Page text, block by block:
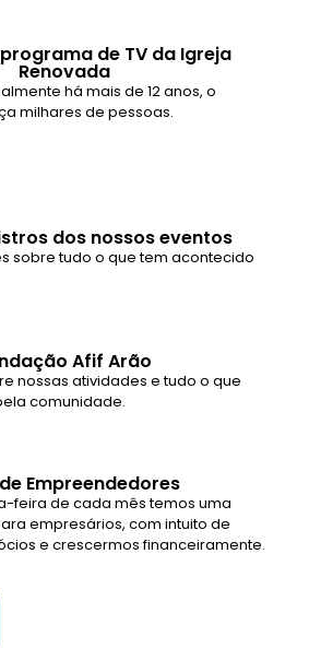
de TV da Igreja
Renovada
há mais de 12 anos, o
milhares de pessoas.
dos nossos eventos
sobre tudo o que tem acontecido
Afif Arão
nossas atividades e tudo o que
comunidade.
Empreendedores
feira de cada mês temos uma
empresários, com intuito de
e crescermos financeiramente.